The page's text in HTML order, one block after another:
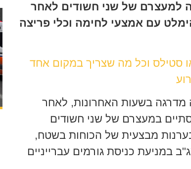
למעצרם של שני חשודים לאחר
עם אמצעי לחימה וכלי פריצה
סטילס וכל מה שצריך במקום אחד
מדרגה בשעות האחרונות, לאחר
במעצרם של שני חשודים
מבצעית של הכוחות בשטח,
במניעת כניסת גורמים עברייניים